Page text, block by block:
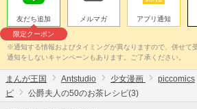
友だち追加
限定クーポン
メルマガ アプリ通知
※通知する情報およびタイミングが異なりますので、併せて
通知をしないキャンペーンもあります。ご了承ください。
まんが王国 Antstudio 少女漫画 piccomics
ピ
公爵夫人の50のお茶レシピ(3)